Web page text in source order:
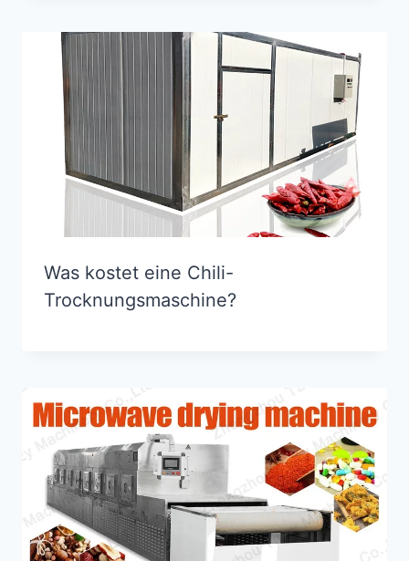
Was kostet eine Chili-
Trocknungsmaschine?